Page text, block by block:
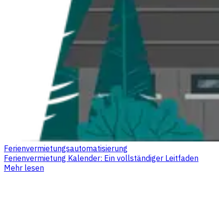
Ferienvermietungsautomatisierung
Ferienvermietung Kalender: Ein vollständiger Leitfaden
Mehr lesen